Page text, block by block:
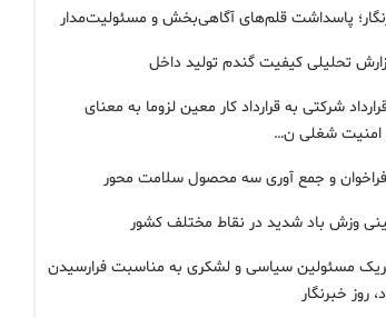
پاسداشت قلم‌های آگاهی‌بخش و مسئولیت‌مدار
تحلیلی کیفیت گندم تولید داخل
شرکتی به قرارداد کار معین لزوما به معنای
امنیت شغلی ن…
و جمع آوری سه محصول سلامت محور
وزش باد شدید در نقاط مختلف کشور
مسئولین سیاسی و لشکری به مناسبت فرارسیدن